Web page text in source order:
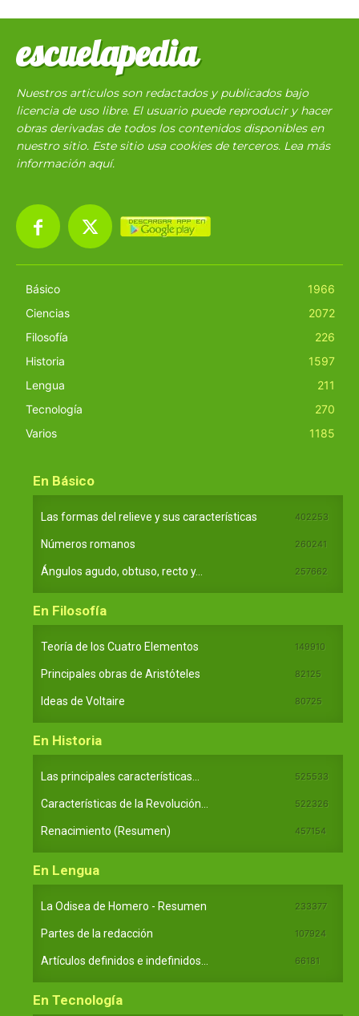
escuelapedia
Nuestros articulos son redactados y publicados bajo
licencia de uso libre. El usuario puede reproducir y hacer
obras derivadas de todos los contenidos disponibles en
nuestro sitio. Este sitio usa cookies de terceros. Lea más
información aquí.
Básico
1966
Ciencias
2072
Filosofía
226
Historia
1597
Lengua
211
Tecnología
270
Varios
1185
En Básico
Las formas del relieve y sus características 402253
Números romanos 260241
Ángulos agudo, obtuso, recto y... 257662
En Filosofía
Teoría de los Cuatro Elementos 149910
Principales obras de Aristóteles 82125
Ideas de Voltaire 80725
En Historia
Las principales características... 525533
Características de la Revolución... 522326
Renacimiento (Resumen) 457154
En Lengua
La Odisea de Homero - Resumen 233377
Partes de la redacción 107924
Artículos definidos e indefinidos... 66181
En Tecnología